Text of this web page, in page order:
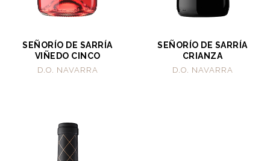
SEÑORÍO DE SARRÍA
VIÑEDO CINCO
D.O. NAVARRA
SEÑORÍO DE SARRÍA
CRIANZA
D.O. NAVARRA